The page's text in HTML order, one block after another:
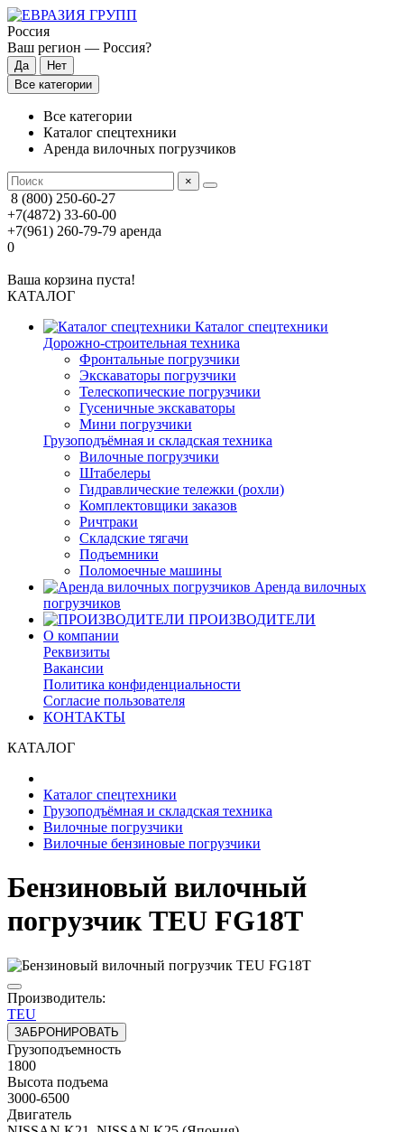
Россия
Ваш регион — Россия?
Все категории
Все категории
Каталог спецтехники
Аренда вилочных погрузчиков
×
8 (800) 250-60-27
+7(4872) 33-60-00
+7(961) 260-79-79 аренда
0
Ваша корзина пуста!
КАТАЛОГ
Каталог спецтехники
Дорожно-строительная техника
Фронтальные погрузчики
Экскаваторы погрузчики
Телескопические погрузчики
Гусеничные экскаваторы
Мини погрузчики
Грузоподъёмная и складская техника
Вилочные погрузчики
Штабелеры
Гидравлические тележки (рохли)
Комплектовщики заказов
Ричтраки
Складские тягачи
Подъемники
Поломоечные машины
Аренда вилочных
погрузчиков
ПРОИЗВОДИТЕЛИ
О компании
Реквизиты
Вакансии
Политика конфиденциальности
Согласие пользователя
КОНТАКТЫ
КАТАЛОГ
Каталог спецтехники
Грузоподъёмная и складская техника
Вилочные погрузчики
Вилочные бензиновые погрузчики
Бензиновый вилочный
погрузчик TEU FG18T
Производитель:
TEU
ЗАБРОНИРОВАТЬ
Грузоподъемность
1800
Высота подъема
3000-6500
Двигатель